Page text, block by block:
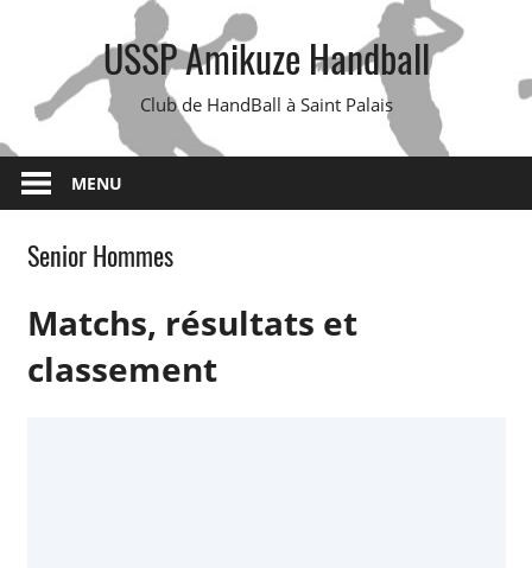
USSP Amikuze Handball
Club de HandBall à Saint Palais
MENU
Senior Hommes
Matchs, résultats et
classement